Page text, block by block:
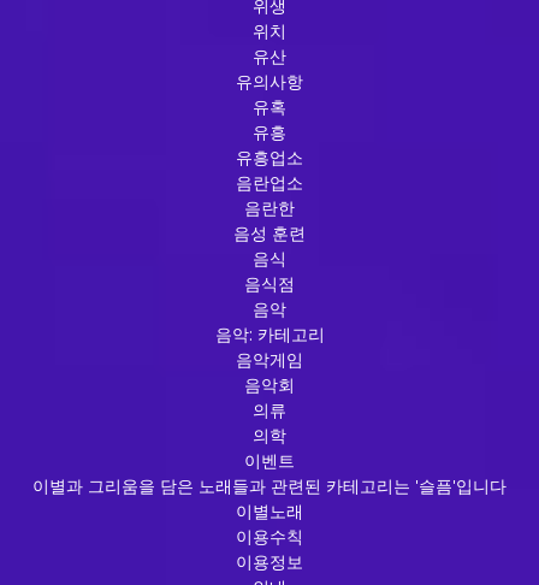
위생
위치
유산
유의사항
유혹
유흥
유흥업소
음란업소
음란한
음성 훈련
음식
음식점
음악
음악: 카테고리
음악게임
음악회
의류
의학
이벤트
이별과 그리움을 담은 노래들과 관련된 카테고리는 '슬픔'입니다
이별노래
이용수칙
이용정보